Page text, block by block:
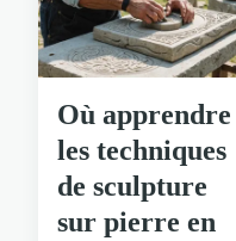
Où apprendre
les techniques
de sculpture
sur pierre en